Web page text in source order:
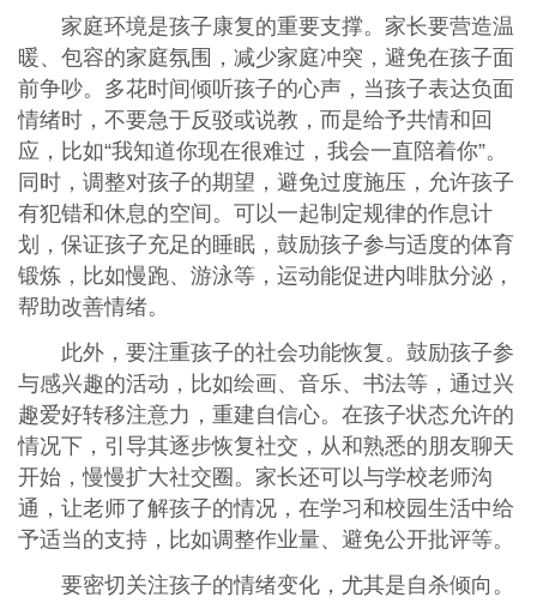
家庭环境是孩子康复的重要支撑。家长要营造温
暖、包容的家庭氛围，减少家庭冲突，避免在孩子面
前争吵。多花时间倾听孩子的心声，当孩子表达负面
情绪时，不要急于反驳或说教，而是给予共情和回
应，比如“我知道你现在很难过，我会一直陪着你”。
同时，调整对孩子的期望，避免过度施压，允许孩子
有犯错和休息的空间。可以一起制定规律的作息计
划，保证孩子充足的睡眠，鼓励孩子参与适度的体育
锻炼，比如慢跑、游泳等，运动能促进内啡肽分泌，
帮助改善情绪。
此外，要注重孩子的社会功能恢复。鼓励孩子参
与感兴趣的活动，比如绘画、音乐、书法等，通过兴
趣爱好转移注意力，重建自信心。在孩子状态允许的
情况下，引导其逐步恢复社交，从和熟悉的朋友聊天
开始，慢慢扩大社交圈。家长还可以与学校老师沟
通，让老师了解孩子的情况，在学习和校园生活中给
予适当的支持，比如调整作业量、避免公开批评等。
要密切关注孩子的情绪变化，尤其是自杀倾向。